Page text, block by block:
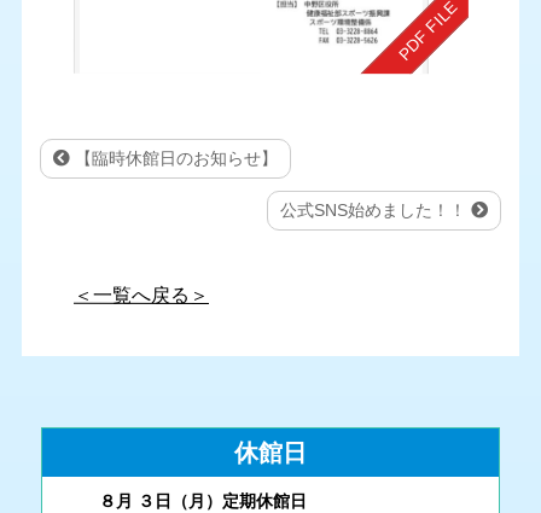
【臨時休館日のお知らせ】
公式SNS始めました！！
＜一覧へ戻る＞
休館日
８月 ３ 日（月 ） 定期休館日